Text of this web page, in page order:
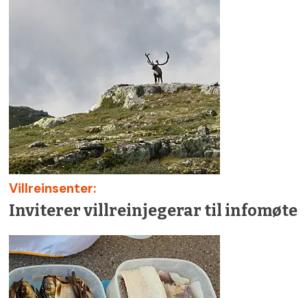
Villreinsenter:
Inviterer villreinjegerar til infomøte